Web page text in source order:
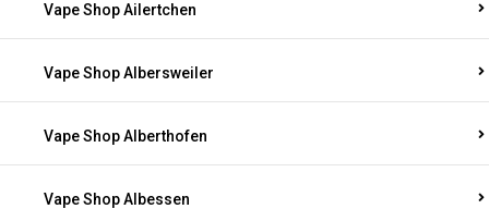
Vape Shop Ailertchen
Vape Shop Albersweiler
Vape Shop Alberthofen
Vape Shop Albessen